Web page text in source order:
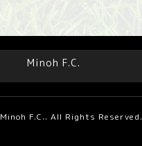
Minoh F.C.
Minoh F.C.. All Rights Reserved.